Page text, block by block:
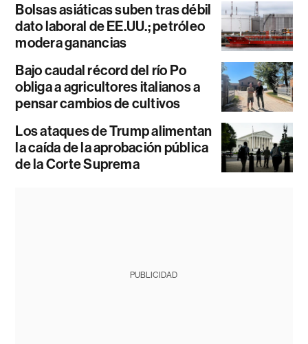
Bolsas asiáticas suben tras débil
dato laboral de EE.UU.; petróleo
modera ganancias
Bajo caudal récord del río Po
obliga a agricultores italianos a
pensar cambios de cultivos
Los ataques de Trump alimentan
la caída de la aprobación pública
de la Corte Suprema
PUBLICIDAD